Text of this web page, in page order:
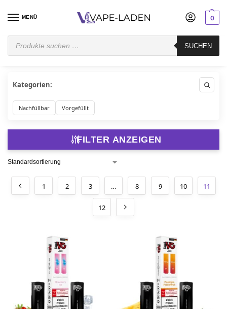
MENÜ
SUCHEN
0
Startseite / Pod System
Kategorien:
Nachfüllbar Vorgefüllt
FILTER ANZEIGEN
1 2 3 … 8 9 10 11
12